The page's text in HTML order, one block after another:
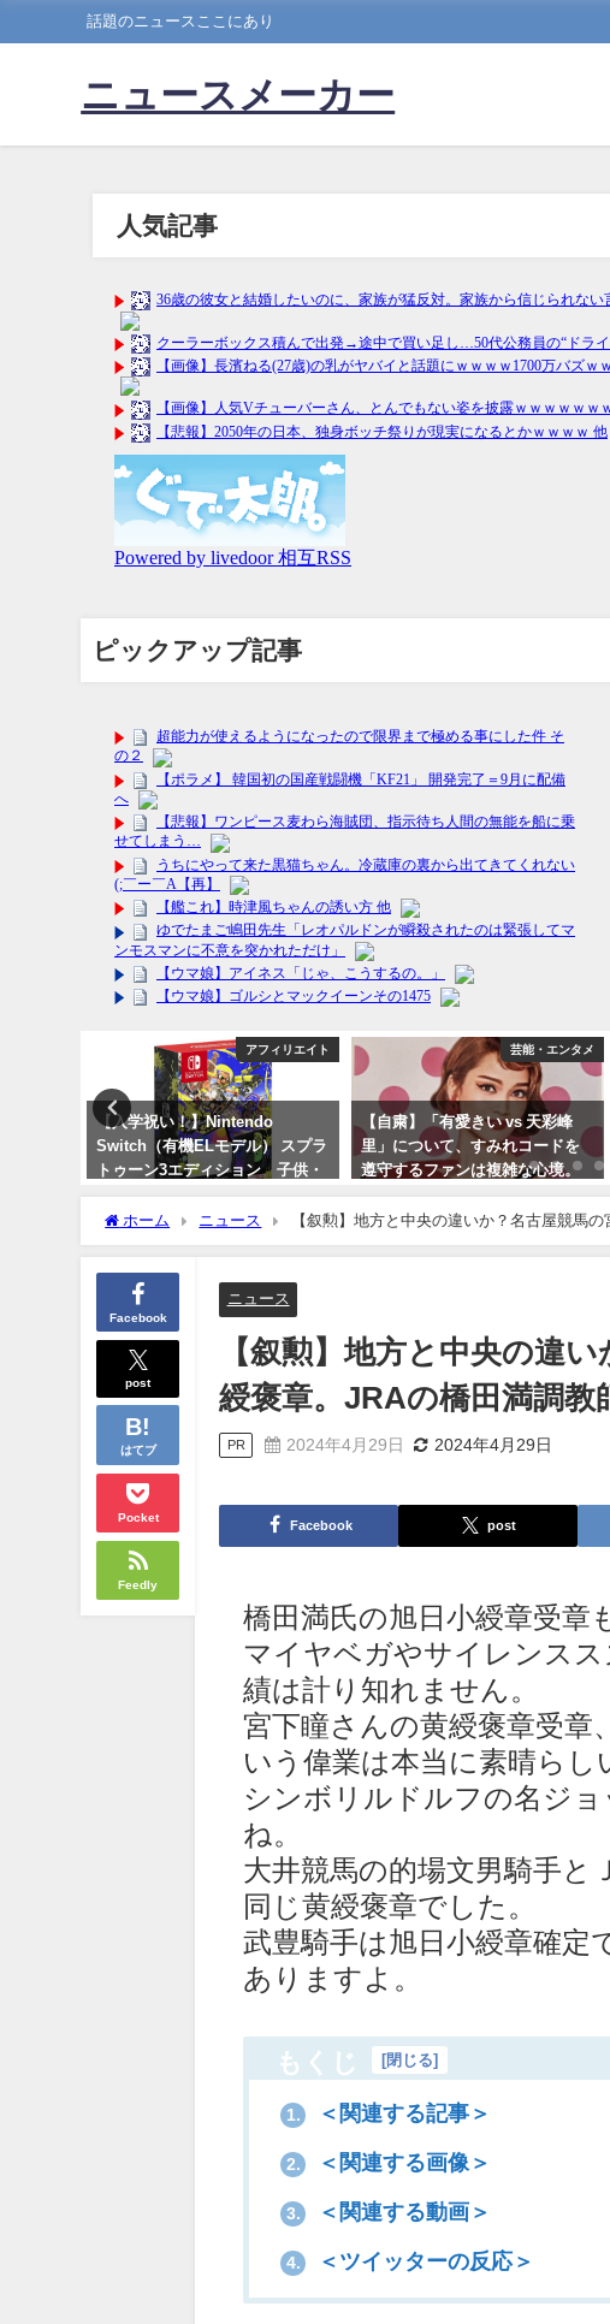
話題のニュースここにあり
ニュースメーカー
人気記事
ピックアップ記事
アフィリエイト
【入学祝い！】Nintendo
Switch（有機ELモデル） スプラ
トゥーン3エディション 子供・
孫 オススメ！
2024年3月14日
芸能・エンタメ
【自粛】「有愛きい vs 天彩峰
里」について、すみれコードを
遵守するファンは複雑な心境。
過去にも元HKT48岡田栞奈が宝
塚宙組の七海ひろきファンより
フルボッコにされています！
ホーム ニュース
【叙勲】地方と中央の違いか？名古屋競馬
差
Facebook
post
はてブ
Pocket
Feedly
ニュース
【叙勲】地方と中央の違
綬褒章。JRAの橋田満調
PR 2024年4月29日 2024年4月29日
Facebook post
橋田満氏の旭日小綬章受章
マイヤベガやサイレンス
績は計り知れません。
宮下瞳さんの黄綬褒章受章
いう偉業は本当に素晴らし
シンボリルドルフの名ジ
ね。
大井競馬の的場文男騎手と
同じ黄綬褒章でした。
武豊騎手は旭日小綬章確定
ありますよ。
もくじ [閉じる]
1. ＜関連する記事＞
2. ＜関連する画像＞
3. ＜関連する動画＞
4. ＜ツイッターの反応＞